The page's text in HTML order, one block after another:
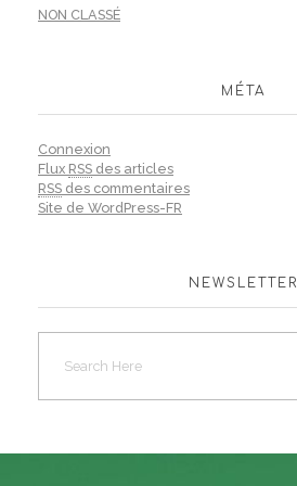
NON CLASSÉ
MÉTA
Connexion
Flux RSS des articles
RSS des commentaires
Site de WordPress-FR
NEWSLETTER